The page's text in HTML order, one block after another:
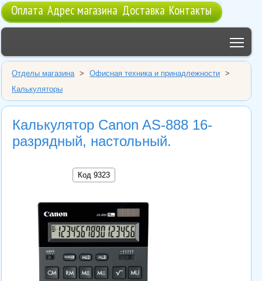
Оплата Адрес магазина Доставка Контакты
Отделы магазина > Офисная техника и принадлежности
>
Калькуляторы
Калькулятор Canon AS-888 16-
разрядный, настольный.
Код 9323